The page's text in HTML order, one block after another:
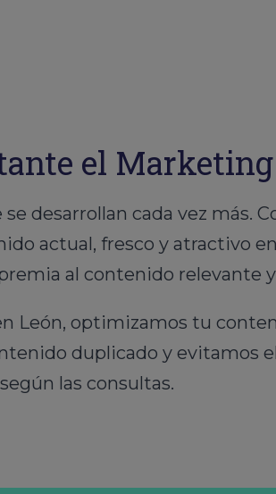
el
desarrollan cada vez más.
actual, fresco y atractivo
al contenido relevante
León, optimizamos tu
duplicado y evitamos el
las consultas.